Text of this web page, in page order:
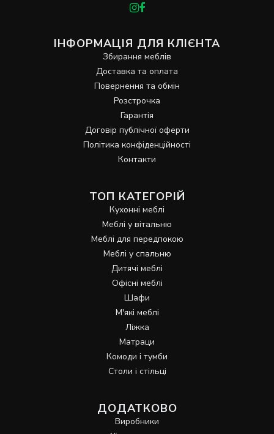
ІНФОРМАЦІЯ ДЛЯ КЛІЄНТА
Збирання меблів
Доставка та оплата
Повернення та обмін
Розстрочка
Гарантія
Договір публічної оферти
Політика конфіденційності
Контакти
ТОП КАТЕГОРІЙ
Кухонні меблі
Меблі у вітальню
Меблі для передпокою
Меблі у спальню
Дитячі меблі
Офісні меблі
Шафи
М'які меблі
Ліжка
Матраци
Комоди і тумби
Столи і стільці
ДОДАТКОВО
Виробники